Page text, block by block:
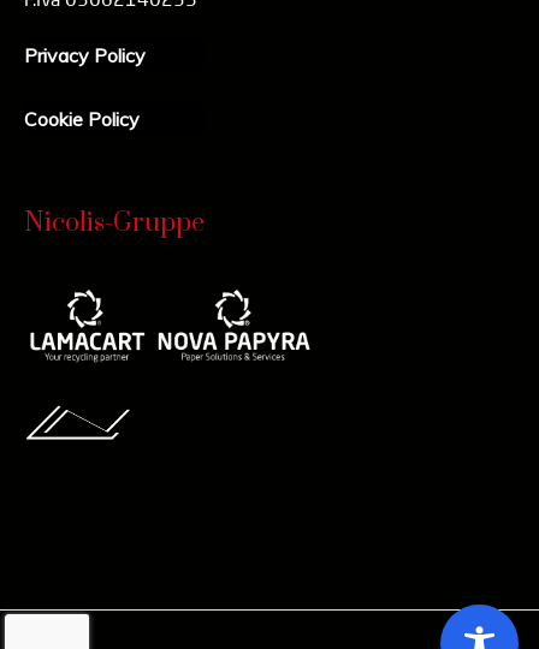
Privacy Policy
Cookie Policy
Nicolis-Gruppe